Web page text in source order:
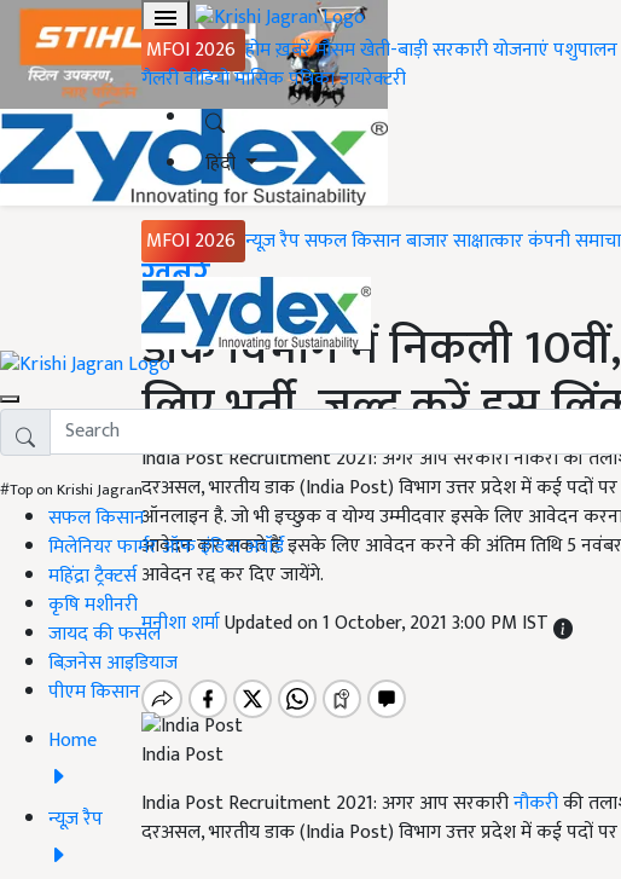
MFOI 2026 होमख़बरेंमौसमखेती-बाड़ीसरकारी योजनाएंपशुपालन
गैलरीवीडियोमासिक पत्रिकाडायरेक्टरी
हिंदी
MFOI 2026 न्यूज़ रैपसफल किसानबाजारसाक्षात्कारकंपनी
#Top on Krishi Jagran
सफल किसान
मिलेनियर फार्मर ऑफ इंडिया अवॉर्ड
महिंद्रा ट्रैक्टर्स
कृषि मशीनरी
जायद की फसल
बिज़नेस आइडियाज
पीएम किसान
Home
न्यूज़ रैप
Home
ख़बरें
डाक विभाग में निकली
लिए भर्ती, जल्द करें इस
India Post Recruitment 2021: अगर आप सरकारी नौकरी की
दरअसल, भारतीय डाक (India Post) विभाग उत्तर प्रदेश में कई पदों
ऑनलाइन है. जो भी इच्छुक व योग्य उम्मीदवार इसके लिए आवेदन
आवेदन कर सकते हैं. इसके लिए आवेदन करने की अंतिम तिथि 5 नवंबर ,
आवेदन रद्द कर दिए जायेंगे.
मनीशा शर्माUpdated on 1 October, 2021 3:00 PM IST
India Post
India Post Recruitment 2021: अगर आप सरकारीनौकरीकी
दरअसल, भारतीय डाक (India Post) विभाग उत्तर प्रदेश में कई पदों पर